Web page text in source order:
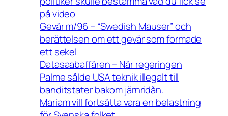
på video
Gevär m/96 – “Swedish Mauser” och
berättelsen om ett gevär som formade
ett sekel
Datasaabaffären – När regeringen
Palme sålde USA teknik illegalt till
banditstater bakom järnridån.
Mariam vill fortsätta vara en belastning